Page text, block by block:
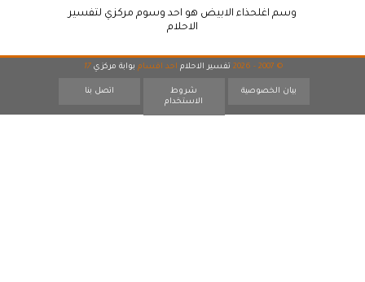
وسم اغلحذاء الابيض هو احد وسوم مركزي لتفسير
الاحلام
© 2007 - 2026 تفسير الاحلام احد اقسام بوابة مركزي 17
بيان الخصوصية
شروط
الاستخدام
اتصل بنا